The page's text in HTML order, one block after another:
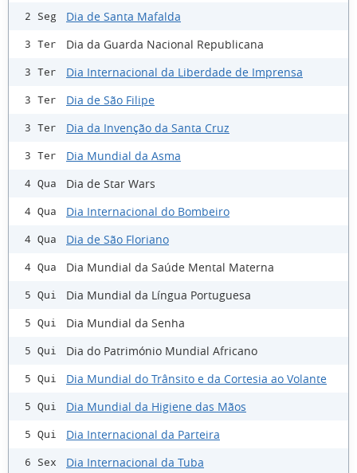
2 Seg Dia de Santa Mafalda
3 Ter Dia da Guarda Nacional Republicana
3 Ter Dia Internacional da Liberdade de Imprensa
3 Ter Dia de São Filipe
3 Ter Dia da Invenção da Santa Cruz
3 Ter Dia Mundial da Asma
4 Qua Dia de Star Wars
4 Qua Dia Internacional do Bombeiro
4 Qua Dia de São Floriano
4 Qua Dia Mundial da Saúde Mental Materna
5 Qui Dia Mundial da Língua Portuguesa
5 Qui Dia Mundial da Senha
5 Qui Dia do Património Mundial Africano
5 Qui Dia Mundial do Trânsito e da Cortesia ao Volante
5 Qui Dia Mundial da Higiene das Mãos
5 Qui Dia Internacional da Parteira
6 Sex Dia Internacional da Tuba